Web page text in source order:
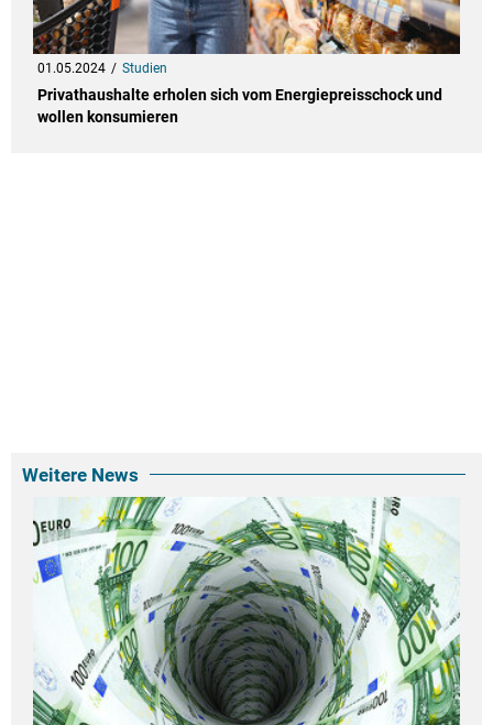
01.05.2024 Studien
Privathaushalte erholen sich vom Energiepreisschock und
wollen konsumieren
Weitere News